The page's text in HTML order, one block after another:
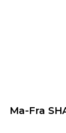
Ma-Fra